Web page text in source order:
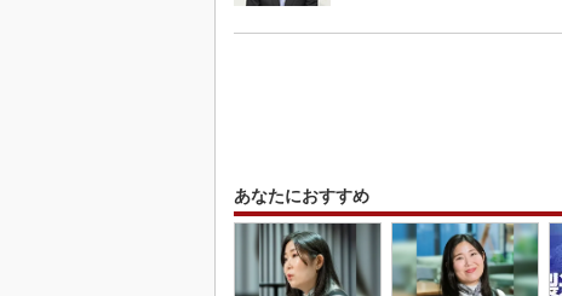
あなたにおすすめ